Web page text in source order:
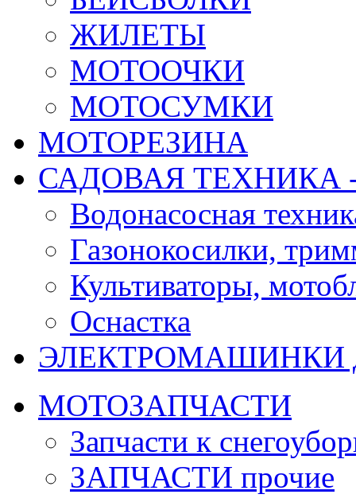
ЖИЛЕТЫ
МОТООЧКИ
МОТОСУМКИ
МОТОРЕЗИНА
САДОВАЯ ТЕХНИКА
Водонасосная
Газонокосилки,
Культиваторы,
Оснастка
ЭЛЕКТРОМАШИНКИ
МОТОЗАПЧАСТИ
Запчасти к
ЗАПЧАСТИ прочие